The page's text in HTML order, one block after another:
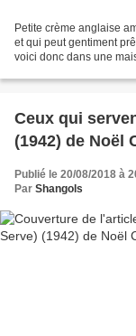
Petite crème anglaise
et qui peut gentiment
voici donc dans une
Ceux qui
(1942) de Noël
Publié le 20/08/2018 à
Par Shangols